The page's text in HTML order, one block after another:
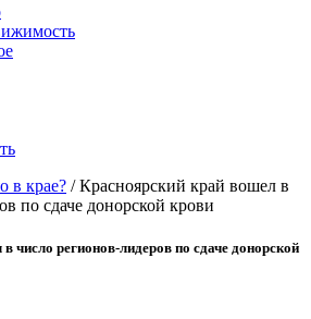
в крае? /Красноярский край вошел в
по сдаче донорской крови
число регионов-лидеров по сдаче донорской